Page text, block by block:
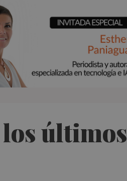
los últimos